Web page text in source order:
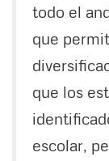
todo el
que
que los
escolar,